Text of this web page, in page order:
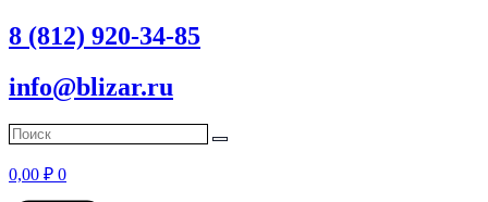
8 (812) 920-34-85
info@blizar.ru
0,00 ₽ 0